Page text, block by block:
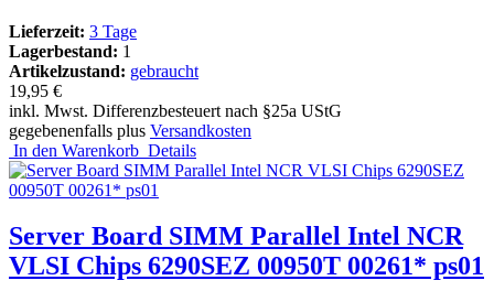
Lieferzeit: 3 Tage
Lagerbestand: 1
Artikelzustand: gebraucht
19,95 €
inkl. Mwst. Differenzbesteuert nach §25a UStG
gegebenenfalls plus Versandkosten
In den Warenkorb Details
Server Board SIMM Parallel Intel NCR
VLSI Chips 6290SEZ 00950T 00261* ps01